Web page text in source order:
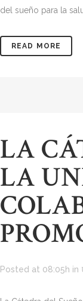
del sueño para la
READ MORE
LA
LA
Posted at 08:05h in